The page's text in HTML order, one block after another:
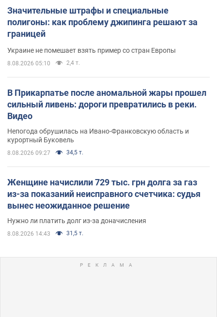
Значительные штрафы и специальные
полигоны: как проблему джипинга решают за
границей
Украине не помешает взять пример со стран Европы
8.08.2026 05:10 2,4 т.
В Прикарпатье после аномальной жары прошел
сильный ливень: дороги превратились в реки.
Видео
Непогода обрушилась на Ивано-Франковскую область и
курортный Буковель
8.08.2026 09:27 34,5 т.
Женщине начислили 729 тыс. грн долга за газ
из-за показаний неисправного счетчика: судья
вынес неожиданное решение
Нужно ли платить долг из-за доначисления
8.08.2026 14:43 31,5 т.